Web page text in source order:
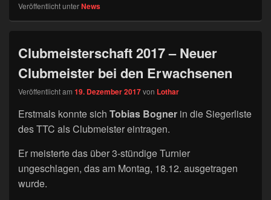
Veröffentlicht unterNews
Clubmeisterschaft 2017 – Neuer
Clubmeister bei den Erwachsenen
Veröffentlicht am 19. Dezember 2017von Lothar
Erstmals konnte sich Tobias Bogner in die Siegerliste
des TTC als Clubmeister eintragen.
Er meisterte das über 3-stündige Turnier
ungeschlagen, das am Montag, 18.12. ausgetragen
wurde.